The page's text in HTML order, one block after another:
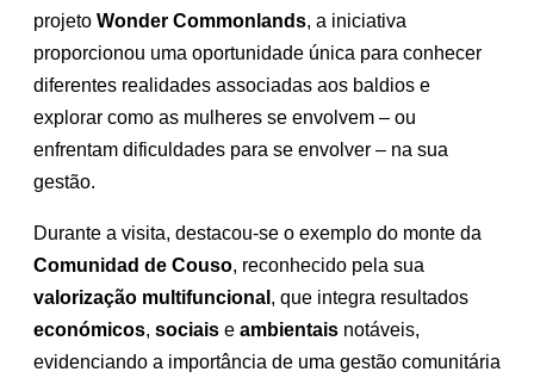
projeto Wonder Commonlands, a iniciativa
proporcionou uma oportunidade única para conhecer
diferentes realidades associadas aos baldios e
explorar como as mulheres se envolvem – ou
enfrentam dificuldades para se envolver – na sua
gestão.
Durante a visita, destacou-se o exemplo do monte da
Comunidad de Couso, reconhecido pela sua
valorização multifuncional , que integra resultados
económicos, sociais e ambientais notáveis,
evidenciando a importância de uma gestão comunitária